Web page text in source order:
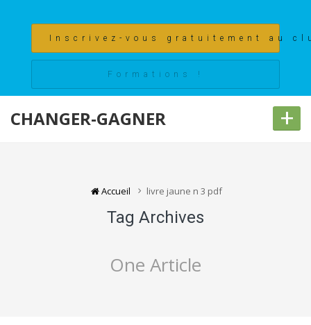
Inscrivez-vous gratuitement au
Formations !
CHANGER-GAGNER +
Accueil livre jaune n 3 pdf
Tag Archives
One Article